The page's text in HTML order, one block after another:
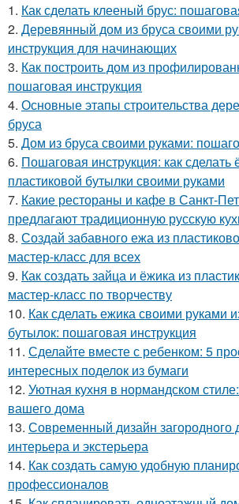
1. Как сделать клееный брус:
2. Деревянный дом из бруса своими
инструкция для начинающих
3. Как построить дом из
пошаговая инструкция
4. Основные этапы строительства
бруса
5. Дом из бруса своими руками:
6. Пошаговая инструкция: как сделать
пластиковой бутылки своими руками
7. Какие рестораны и кафе в Санкт-
предлагают традиционную русскую
8. Создай забавного ежа из
мастер-класс для всех
9. Как создать зайца и ёжика из
мастер-класс по творчеству
10. Как сделать ежика своими руками
бутылок: пошаговая инструкция
11. Сделайте вместе с ребенком: 5
интересных поделок из бумаги
12. Уютная кухня в нормандском
вашего дома
13. Современный дизайн загородного
интерьера и экстерьера
14. Как создать самую удобную
профессионалов